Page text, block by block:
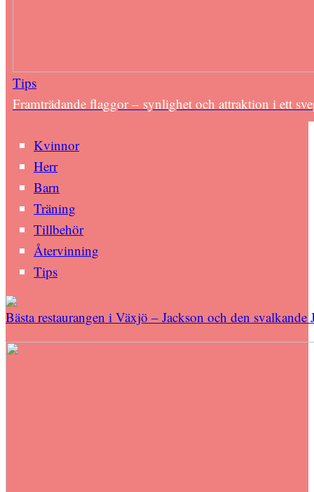
Tips
Framträdande flaggor – synlighet och attraktion i ett
Kvinnor
Herr
Barn
Träning
Tillbehör
Återvinning
Tips
Bästa restaurangen i Växjö – Jackson och den svalkande